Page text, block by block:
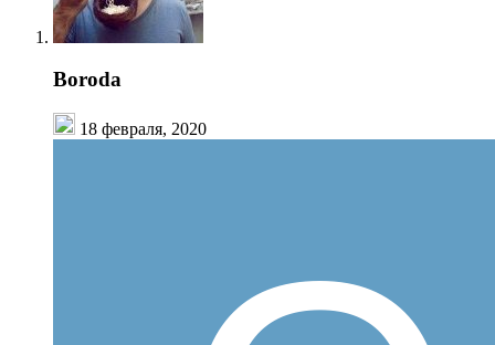
Boroda
18 февраля, 2020